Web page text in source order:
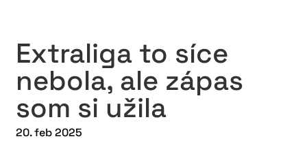
Extraliga to síce
nebola, ale zápas
som si užila
20. feb 2025